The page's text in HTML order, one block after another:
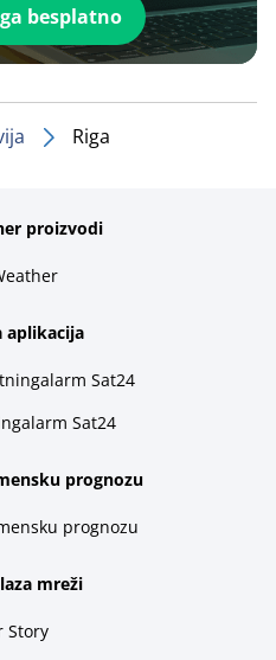
besplatno
Riga
proizvodi
aplikacija
Sat24
Sat24
prognozu
prognozu
mreži
Story